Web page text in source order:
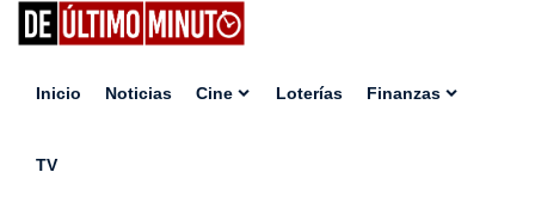
Inicio Noticias Cine Loterías Finanzas
TV